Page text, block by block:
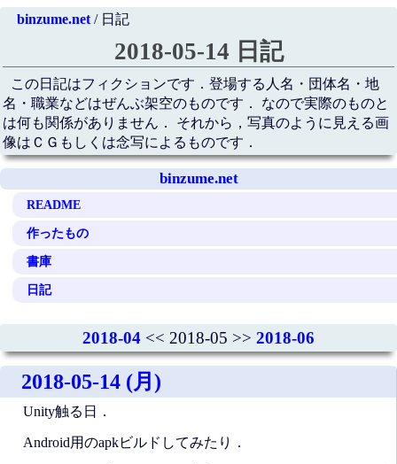
binzume.net/ 日記
2018-05-14 日記
この日記はフィクションです．登場する人名・団体名・地
名・職業などはぜんぶ架空のものです． なので実際のものと
は何も関係がありません． それから，写真のように見える画
像はＣＧもしくは念写によるものです．
binzume.net
README
作ったもの
書庫
日記
2018-04 << 2018-05 >> 2018-06
2018-05-14 (月)
Unity触る日．
Android用のapkビルドしてみたり．